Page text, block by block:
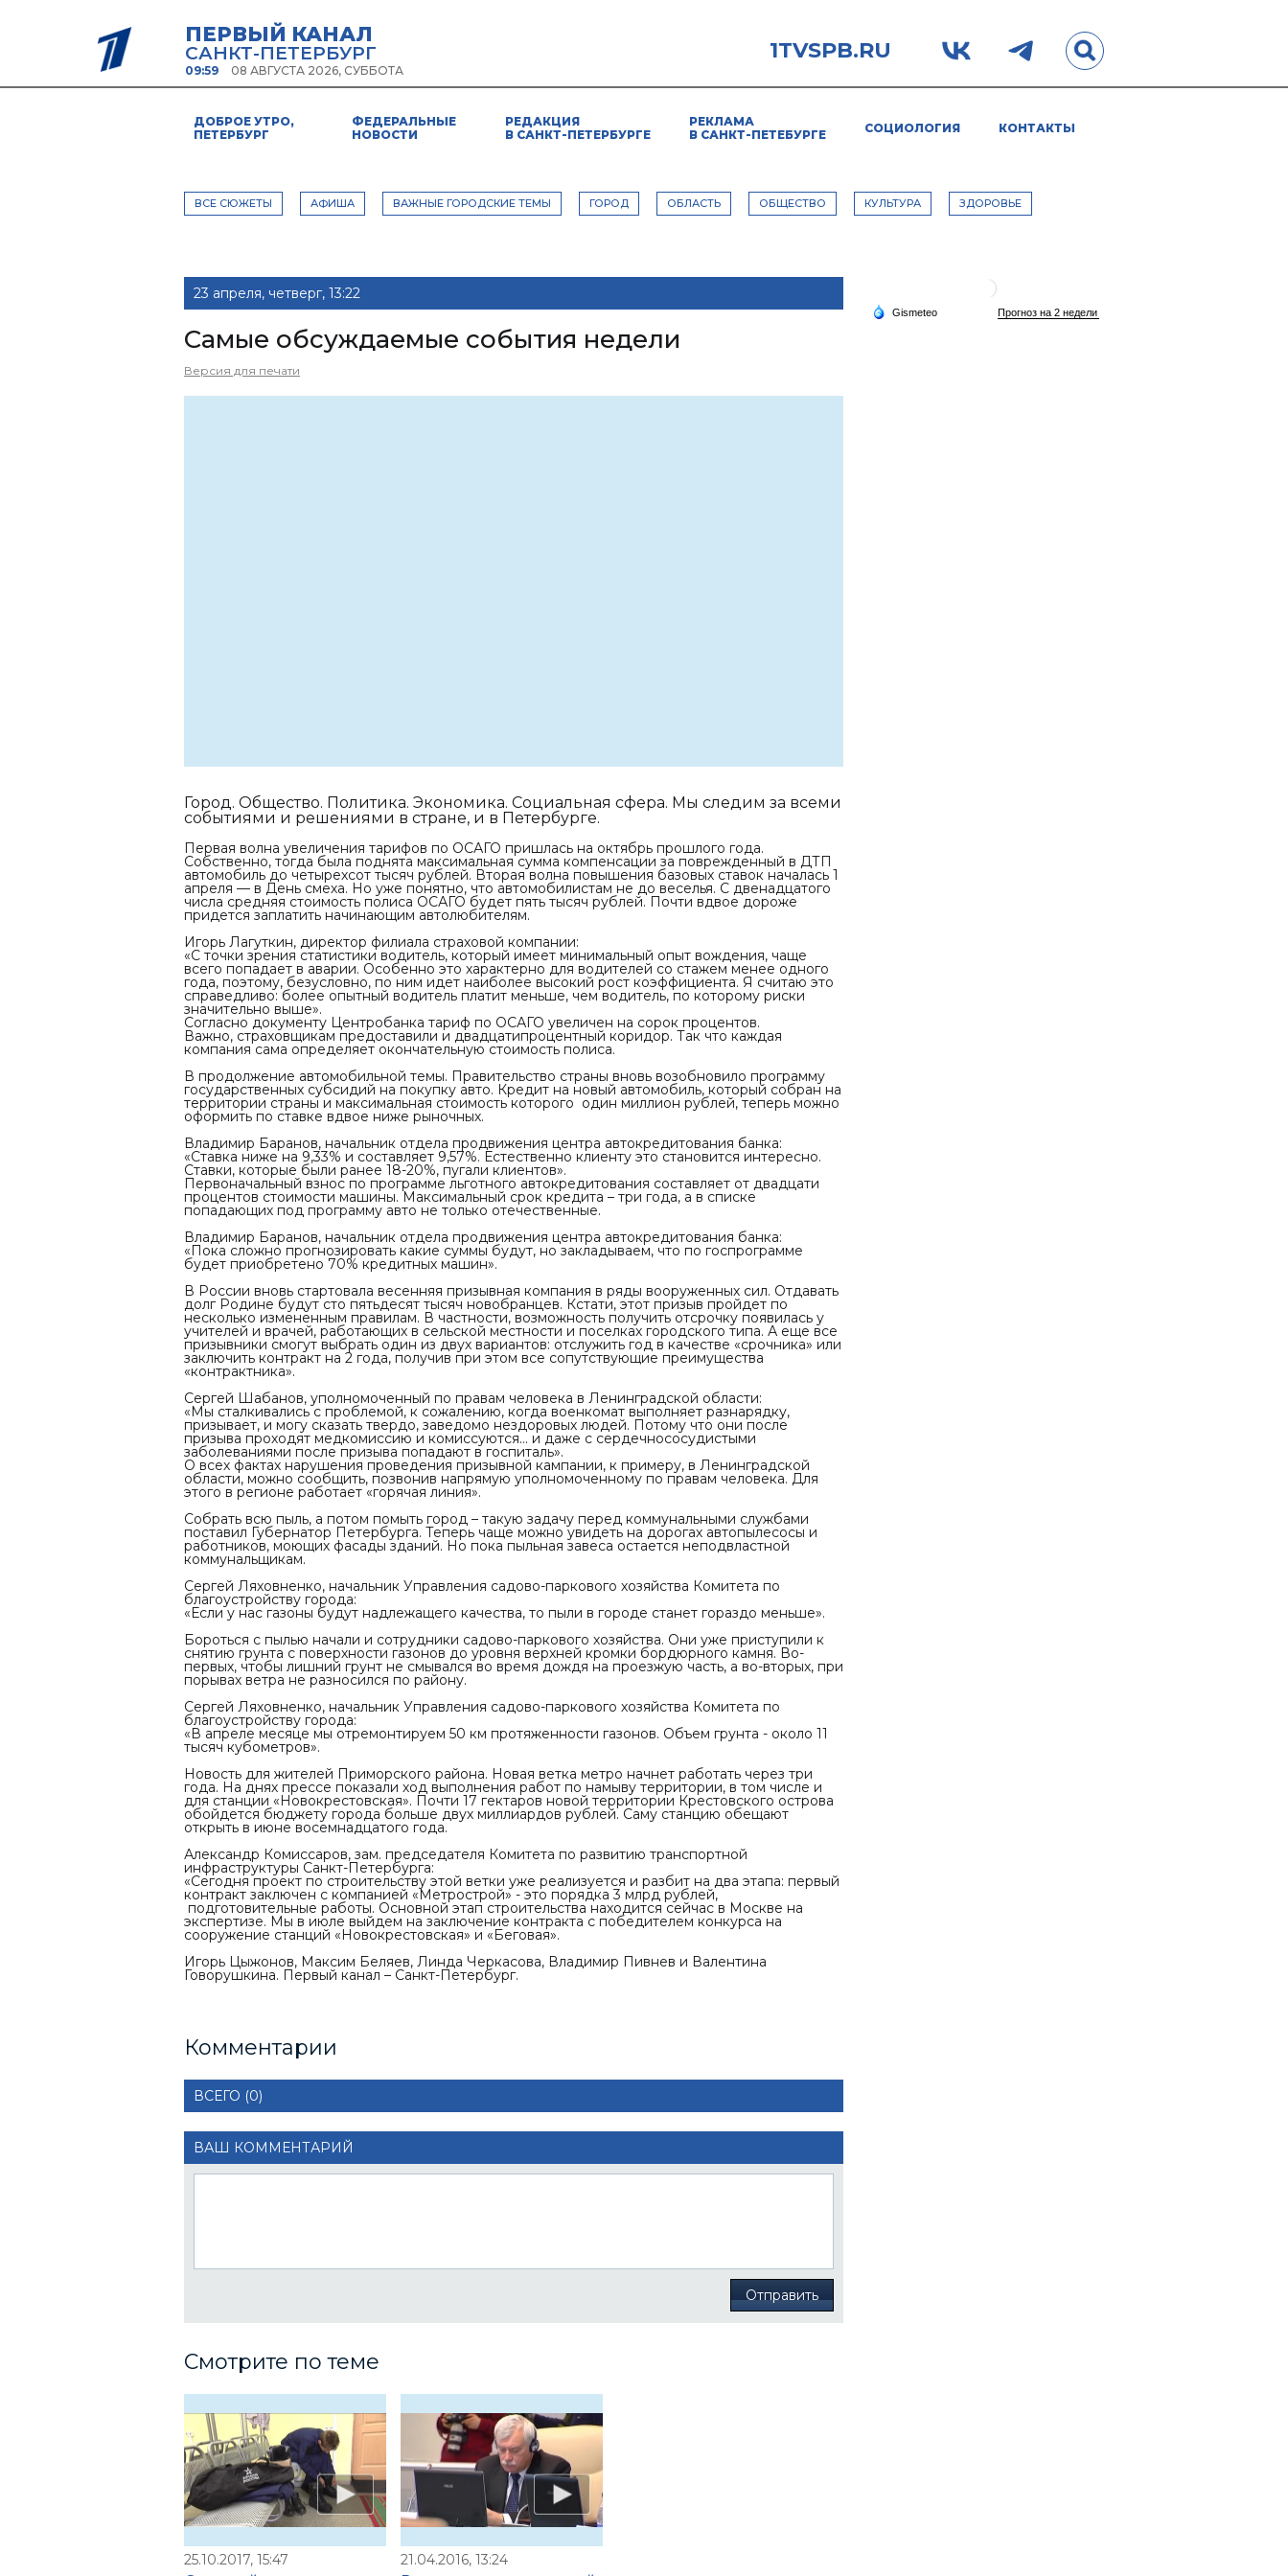
ПЕРВЫЙ КАНАЛ
САНКТ-ПЕТЕРБУРГ
09:59 08 АВГУСТА 2026, СУББОТА
1TVSPB.RU
ДОБРОЕ УТРО,
ПЕТЕРБУРГ
ФЕДЕРАЛЬНЫЕ
НОВОСТИ
РЕДАКЦИЯ
В САНКТ-ПЕТЕРБУРГЕ
РЕКЛАМА
В САНКТ-ПЕТЕБУРГЕ
СОЦИОЛОГИЯ КОНТАКТЫ
ВСЕ СЮЖЕТЫ АФИША ВАЖНЫЕ ГОРОДСКИЕ ТЕМЫ ГОРОД ОБЛАСТЬ ОБЩЕСТВО КУЛЬТУРА ЗДОРОВЬЕ
23 апреля, четверг, 13:22
Самые обсуждаемые события недели
Версия для печати
Город. Общество. Политика. Экономика. Социальная сфера. Мы следим за всеми
событиями и решениями в стране, и в Петербурге.
Первая волна увеличения тарифов по ОСАГО пришлась на октябрь прошлого года.
Собственно, тогда была поднята максимальная сумма компенсации за поврежденный в ДТП
автомобиль до четырехсот тысяч рублей. Вторая волна повышения базовых ставок началась 1
апреля — в День смеха. Но уже понятно, что автомобилистам не до веселья. С двенадцатого
числа средняя стоимость полиса ОСАГО будет пять тысяч рублей. Почти вдвое дороже
придется заплатить начинающим автолюбителям.
Игорь Лагуткин, директор филиала страховой компании:
«С точки зрения статистики водитель, который имеет минимальный опыт вождения, чаще
всего попадает в аварии. Особенно это характерно для водителей со стажем менее одного
года, поэтому, безусловно, по ним идет наиболее высокий рост коэффициента. Я считаю это
справедливо: более опытный водитель платит меньше, чем водитель, по которому риски
значительно выше».
Согласно документу Центробанка тариф по ОСАГО увеличен на сорок процентов.
Важно, страховщикам предоставили и двадцатипроцентный коридор. Так что каждая
компания сама определяет окончательную стоимость полиса.
В продолжение автомобильной темы. Правительство страны вновь возобновило программу
государственных субсидий на покупку авто. Кредит на новый автомобиль, который собран на
территории страны и максимальная стоимость которого один миллион рублей, теперь можно
оформить по ставке вдвое ниже рыночных.
Владимир Баранов, начальник отдела продвижения центра автокредитования банка:
«Ставка ниже на 9,33% и составляет 9,57%. Естественно клиенту это становится интересно.
Ставки, которые были ранее 18-20%, пугали клиентов».
Первоначальный взнос по программе льготного автокредитования составляет от двадцати
процентов стоимости машины. Максимальный срок кредита – три года, а в списке
попадающих под программу авто не только отечественные.
Владимир Баранов, начальник отдела продвижения центра автокредитования банка:
«Пока сложно прогнозировать какие суммы будут, но закладываем, что по госпрограмме
будет приобретено 70% кредитных машин».
В России вновь стартовала весенняя призывная компания в ряды вооруженных сил. Отдавать
долг Родине будут сто пятьдесят тысяч новобранцев. Кстати, этот призыв пройдет по
несколько измененным правилам. В частности, возможность получить отсрочку появилась у
учителей и врачей, работающих в сельской местности и поселках городского типа. А еще все
призывники смогут выбрать один из двух вариантов: отслужить год в качестве «срочника» или
заключить контракт на 2 года, получив при этом все сопутствующие преимущества
«контрактника».
Сергей Шабанов, уполномоченный по правам человека в Ленинградской области:
«Мы сталкивались с проблемой, к сожалению, когда военкомат выполняет разнарядку,
призывает, и могу сказать твердо, заведомо нездоровых людей. Потому что они после
призыва проходят медкомиссию и комиссуются… и даже с сердечнососудистыми
заболеваниями после призыва попадают в госпиталь».
О всех фактах нарушения проведения призывной кампании, к примеру, в Ленинградской
области, можно сообщить, позвонив напрямую уполномоченному по правам человека. Для
этого в регионе работает «горячая линия».
Собрать всю пыль, а потом помыть город – такую задачу перед коммунальными службами
поставил Губернатор Петербурга. Теперь чаще можно увидеть на дорогах автопылесосы и
работников, моющих фасады зданий. Но пока пыльная завеса остается неподвластной
коммунальщикам.
Сергей Ляховненко, начальник Управления садово-паркового хозяйства Комитета по
благоустройству города:
«Если у нас газоны будут надлежащего качества, то пыли в городе станет гораздо меньше».
Бороться с пылью начали и сотрудники садово-паркового хозяйства. Они уже приступили к
снятию грунта с поверхности газонов до уровня верхней кромки бордюрного камня. Во-
первых, чтобы лишний грунт не смывался во время дождя на проезжую часть, а во-вторых, при
порывах ветра не разносился по району.
Сергей Ляховненко, начальник Управления садово-паркового хозяйства Комитета по
благоустройству города:
«В апреле месяце мы отремонтируем 50 км протяженности газонов. Объем грунта - около 11
тысяч кубометров».
Новость для жителей Приморского района. Новая ветка метро начнет работать через три
года. На днях прессе показали ход выполнения работ по намыву территории, в том числе и
для станции «Новокрестовская». Почти 17 гектаров новой территории Крестовского острова
обойдется бюджету города больше двух миллиардов рублей. Саму станцию обещают
открыть в июне восемнадцатого года.
Александр Комиссаров, зам. председателя Комитета по развитию транспортной
инфраструктуры Санкт-Петербурга:
«Сегодня проект по строительству этой ветки уже реализуется и разбит на два этапа: первый
контракт заключен с компанией «Метрострой» - это порядка 3 млрд рублей,
подготовительные работы. Основной этап строительства находится сейчас в Москве на
экспертизе. Мы в июле выйдем на заключение контракта с победителем конкурса на
сооружение станций «Новокрестовская» и «Беговая».
Игорь Цыжонов, Максим Беляев, Линда Черкасова, Владимир Пивнев и Валентина
Говорушкина. Первый канал – Санкт-Петербург.
Комментарии
ВСЕГО (0)
ВАШ КОММЕНТАРИЙ
Отправить
Смотрите по теме
25.10.2017, 15:47 21.04.2016, 13:24